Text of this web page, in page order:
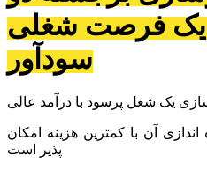
یک فرصت شغلی
سودآور
یک شغل پرسود با درآمد عالی
آن با کمترین هزینه امکان
پذیر است